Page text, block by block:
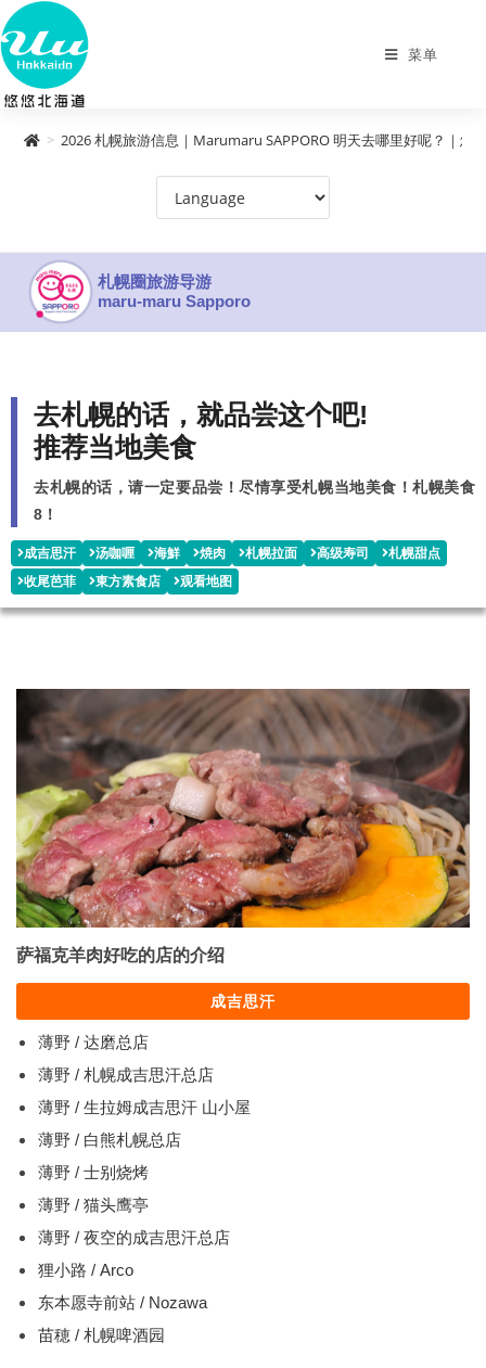
菜单
> 2026 札幌旅游信息｜Marumaru SAPPORO 明天去哪里好呢？｜悠
札幌圈旅游导游
maru-maru Sapporo
去札幌的话，就品尝这个吧!
推荐当地美食
去札幌的话，请一定要品尝！尽情享受札幌当地美食！札幌美食
8！
成吉思汗 汤咖喱 海鮮 焼肉 札幌拉面 高级寿司
札幌甜点
收尾芭菲
東方素食店 观看地图
萨福克羊肉好吃的店的介绍
成吉思汗
薄野 / 达磨总店
薄野 / 札幌成吉思汗总店
薄野 / 生拉姆成吉思汗 山小屋
薄野 / 白熊札幌总店
薄野 / 士别烧烤
薄野 / 猫头鹰亭
薄野 / 夜空的成吉思汗总店
狸小路 / Arco
东本愿寺前站 / Nozawa
苗穂 / 札幌啤酒园